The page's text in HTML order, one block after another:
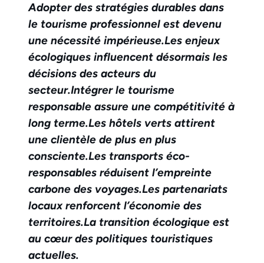
Adopter des stratégies durables dans
le tourisme professionnel est devenu
une nécessité impérieuse.Les enjeux
écologiques influencent désormais les
décisions des acteurs du
secteur.Intégrer le tourisme
responsable assure une compétitivité à
long terme.Les hôtels verts attirent
une clientèle de plus en plus
consciente.Les transports éco-
responsables réduisent l’empreinte
carbone des voyages.Les partenariats
locaux renforcent l’économie des
territoires.La transition écologique est
au cœur des politiques touristiques
actuelles.